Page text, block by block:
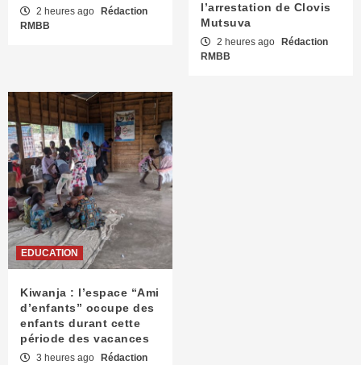
2 heures ago
Rédaction
RMBB
l’arrestation de Clovis
Mutsuva
2 heures ago
Rédaction
RMBB
EDUCATION
Kiwanja : l’espace “Ami
d’enfants” occupe des
enfants durant cette
période des vacances
3 heures ago
Rédaction